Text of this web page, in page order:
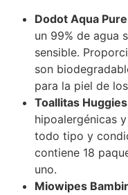
Dodot Aqua
un 99% de agua
sensible.
son
para la piel de
Toallitas
hipoalergénicas
todo tipo y
contiene 18
uno.
Miowipes